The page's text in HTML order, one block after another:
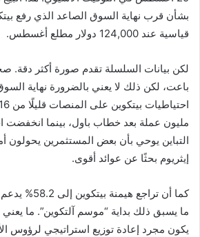
بشأن قرب نهاية السوق الصاعد الذي رفع
قياسية عند 124,000 دولار مطلع أغسطس.
لكن بيانات السلسلة تقدم صورة أكثر دقة.
باعت، لكن ذلك لا يعني بالضرورة نهاية
مليون عملة بعد خطاب باول، بينما انخفضت
التباين يوحي بأن بعض المستثمرين يحولون
إيثريوم بحثًا عن عوائد أقوى.
كما أن تراجع
ما يسبق ذلك بداية “موسم آلتكوين”. ما
يكون مجرد إعادة توزيع استراتيجي لرؤوس